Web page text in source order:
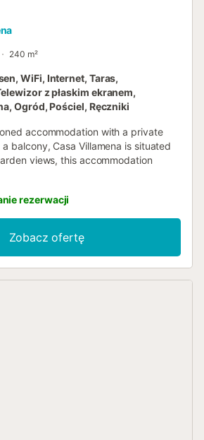
240 m²
WiFi, Internet, Taras,
z płaskim ekranem,
Ogród, Pościel, Ręczniki
accommodation with a private
balcony, Casa Villamena is situated
views, this accommodation
rezerwacji
Zobacz ofertę